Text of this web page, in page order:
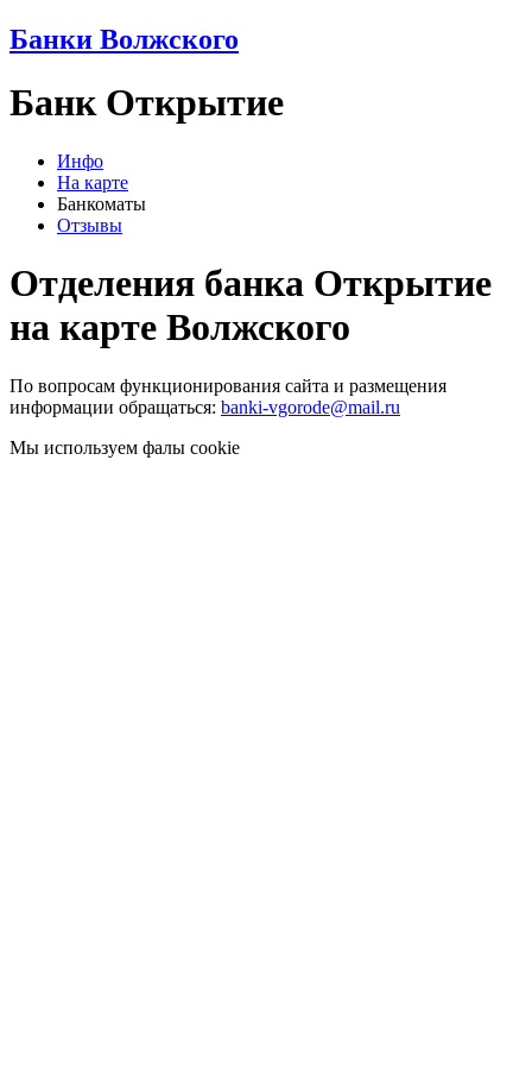
Банки Волжского
Банк Открытие
Инфо
На карте
Банкоматы
Отзывы
Отделения банка Открытие
на карте Волжского
По вопросам функционирования сайта и размещения
информации обращаться: banki-vgorode@mail.ru
Мы используем фалы cookie